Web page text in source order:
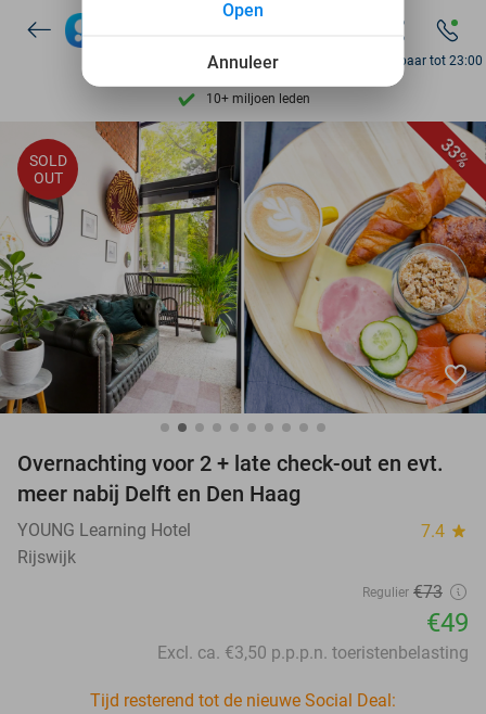
7 dagen per week beschikbaar
10+ miljoen leden
9,4 op basis van
Ontdek 15.000+ deals
7 dagen per week beschikbaar
10+ miljoen leden
Bereikbaar tot 23:00
33%
SOLD
OUT
favorite_border
Overnachting voor 2 + late check-out en evt.
meer nabij Delft en Den Haag
YOUNG Learning Hotel 7.4 star
Rijswijk
Regulier €73
€49
Excl. ca. €3,50 p.p.p.n. toeristenbelasting
Tijd resterend tot de nieuwe Social Deal:
Annuleer
Open